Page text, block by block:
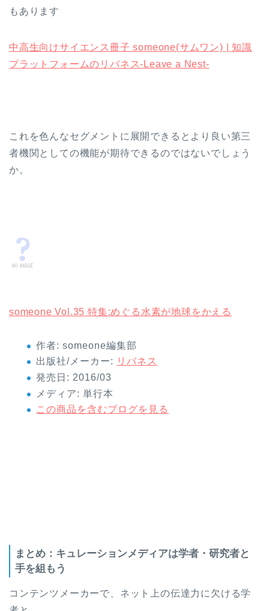
もあります
中高生向けサイエンス冊子 someone(サムワン) | 知識
プラットフォームのリバネス-Leave a Nest-
これを色んなセグメントに展開できるとより良い第三
者機関としての機能が期待できるのではないでしょう
か。
someone Vol.35 特集:めぐる水素が地球をかえる
作者: someone編集部
出版社/メーカー: リバネス
発売日: 2016/03
メディア: 単行本
この商品を含むブログを見る
まとめ：キュレーションメディアは学者・研究者と
手を組もう
コンテンツメーカーで、ネット上の伝達力に欠ける学